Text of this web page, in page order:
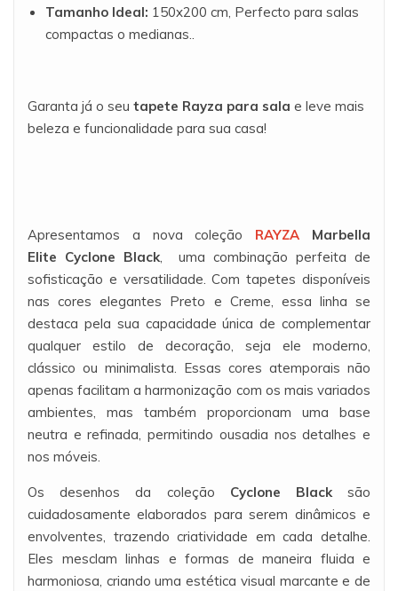
Tamanho Ideal: 150x200 cm, Perfecto para salas
compactas o medianas..
Garanta já o seu tapete Rayza para sala e leve mais
beleza e funcionalidade para sua casa!
Apresentamos a nova coleção RAYZA
Marbella
Elite Cyclone Black, uma combinação perfeita de
sofisticação e versatilidade. Com tapetes disponíveis
nas cores elegantes Preto e Creme, essa linha se
destaca pela sua capacidade única de complementar
qualquer estilo de decoração, seja ele moderno,
clássico ou minimalista. Essas cores atemporais não
apenas facilitam a harmonização com os mais variados
ambientes, mas também proporcionam uma base
neutra e refinada, permitindo ousadia nos detalhes e
nos móveis.
Os desenhos da coleção Cyclone Blacksão
cuidadosamente elaborados para serem dinâmicos e
envolventes, trazendo criatividade em cada detalhe.
Eles mesclam linhas e formas de maneira fluida e
harmoniosa, criando uma estética visual marcante e de